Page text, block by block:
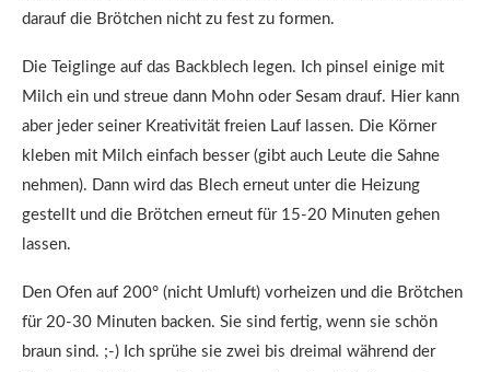
darauf die Brötchen nicht zu fest zu formen.
Die Teiglinge auf das Backblech legen. Ich pinsel einige mit
Milch ein und streue dann Mohn oder Sesam drauf. Hier kann
aber jeder seiner Kreativität freien Lauf lassen. Die Körner
kleben mit Milch einfach besser (gibt auch Leute die Sahne
nehmen). Dann wird das Blech erneut unter die Heizung
gestellt und die Brötchen erneut für 15-20 Minuten gehen
lassen.
Den Ofen auf 200° (nicht Umluft) vorheizen und die Brötchen
für 20-30 Minuten backen. Sie sind fertig, wenn sie schön
braun sind. ;-) Ich sprühe sie zwei bis dreimal während der